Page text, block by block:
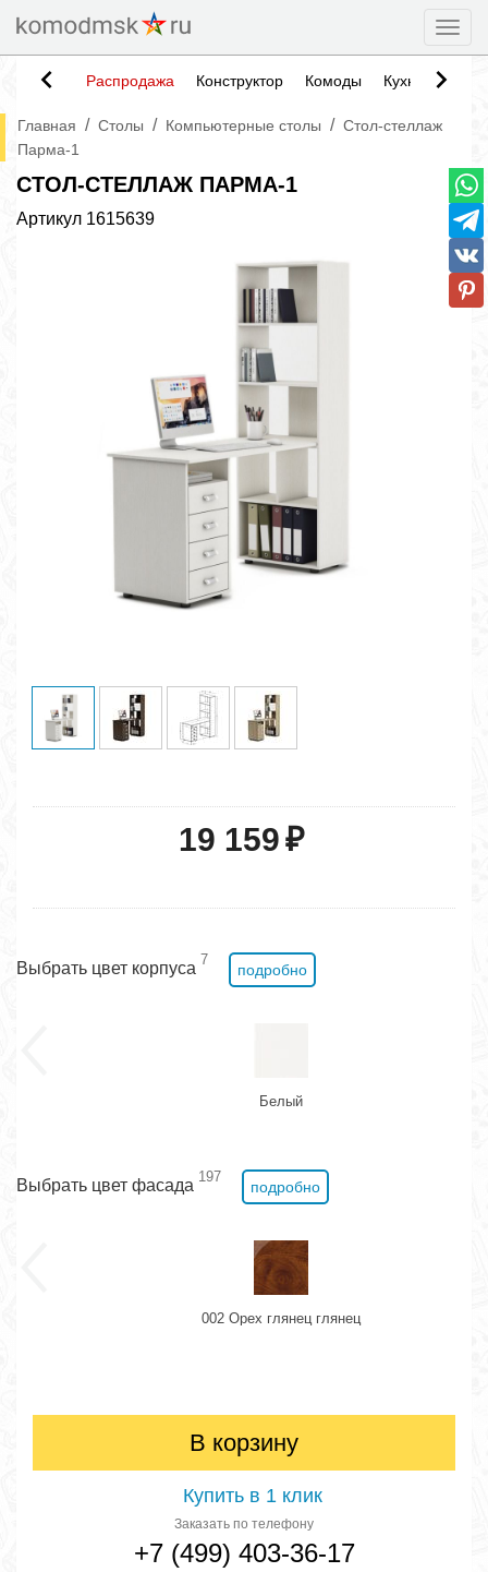
Распродажа Конструктор Комоды Кухни
Главная / Столы / Компьютерные столы / Стол-стеллаж
Парма-1
СТОЛ-СТЕЛЛАЖ ПАРМА-1
Артикул 1615639
19 159₽
Выбрать цвет корпуса 7
подробно
Белый
Выбрать цвет фасада 197
подробно
002 Орех глянец глянец
В корзину
Купить в 1 клик
Заказать по телефону
+7 (499) 403-36-17